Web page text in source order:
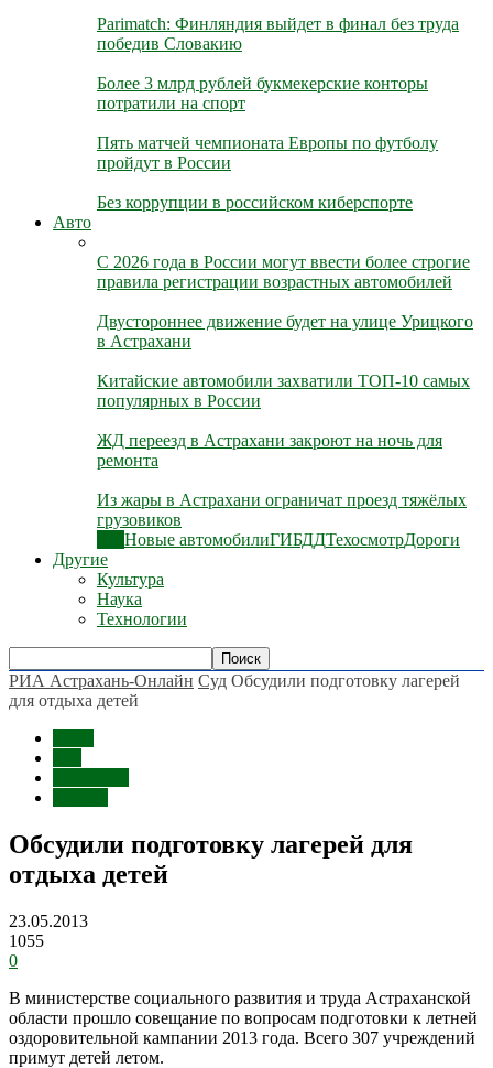
Parimatch: Финляндия выйдет в финал без труда
победив Словакию
Более 3 млрд рублей букмекерские конторы
потратили на спорт
Пять матчей чемпионата Европы по футболу
пройдут в России
Без коррупции в российском киберспорте
Авто
С 2026 года в России могут ввести более строгие
правила регистрации возрастных автомобилей
Двустороннее движение будет на улице Урицкого
в Астрахани
Китайские автомобили захватили ТОП-10 самых
популярных в России
ЖД переезд в Астрахани закроют на ночь для
ремонта
Из жары в Астрахани ограничат проезд тяжёлых
грузовиков
Новые автомобилиГИБДДТехосмотрДороги
Другие
Культура
Наука
Технологии
РИА Астрахань-Онлайн Суд Обсудили подготовку лагерей
для отдыха детей
Обсудили подготовку лагерей для
отдыха детей
23.05.2013
1055
0
В министерстве социального развития и труда Астраханской
области прошло совещание по вопросам подготовки к летней
оздоровительной кампании 2013 года. Всего 307 учреждений
примут детей летом.